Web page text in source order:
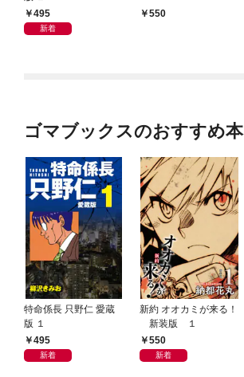
495
新着
550
ゴマブックスのおすすめ本
特命係長 只野仁 愛蔵
版 １
495
新着
新約 オオカミが来る！
新装版 １
550
新着